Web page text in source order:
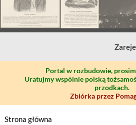
Portal w rozbudowie,
Uratujmy wspólnie polską
przodkach.
Zbiórka przez
Strona główna